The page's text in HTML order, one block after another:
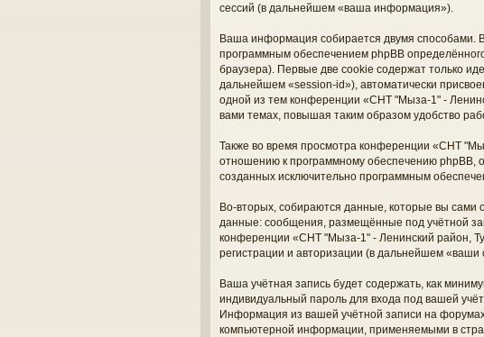
сессий (в дальнейшем «ваша информация»).
Ваша информация собирается двумя способами.
программным обеспечением phpBB
браузера). Первые две cookie содержат только
дальнейшем «session-id»), автоматически
одной из тем конференции «СНТ "Мыза-1" -
вами темах, повышая таким образом удобство
Также во время просмотра конференции «СНТ
отношению к программному обеспечению phpBB,
созданных исключительно программным
Во-вторых, собираются данные, которые вы
данные: сообщения, размещённые под учётной
конференции «СНТ "Мыза-1" - Ленинский район,
регистрации и авторизации (в дальнейшем «ваши
Ваша учётная запись будет содержать, как
индивидуальный пароль для входа под вашей
Информация из вашей учётной записи на
компьютерной информации, применяемыми в